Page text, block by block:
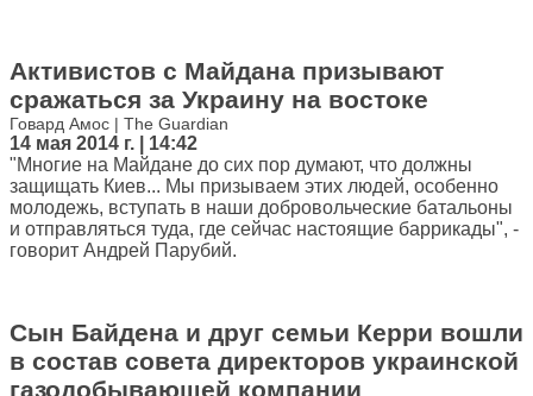
Активистов с Майдана призывают
сражаться за Украину на востоке
Говард Амос | The Guardian
14 мая 2014 г. | 14:42
"Многие на Майдане до сих пор думают, что должны
защищать Киев... Мы призываем этих людей, особенно
молодежь, вступать в наши добровольческие батальоны
и отправляться туда, где сейчас настоящие баррикады", -
говорит Андрей Парубий.
Сын Байдена и друг семьи Керри вошли
в состав совета директоров украинской
газодобывающей компании